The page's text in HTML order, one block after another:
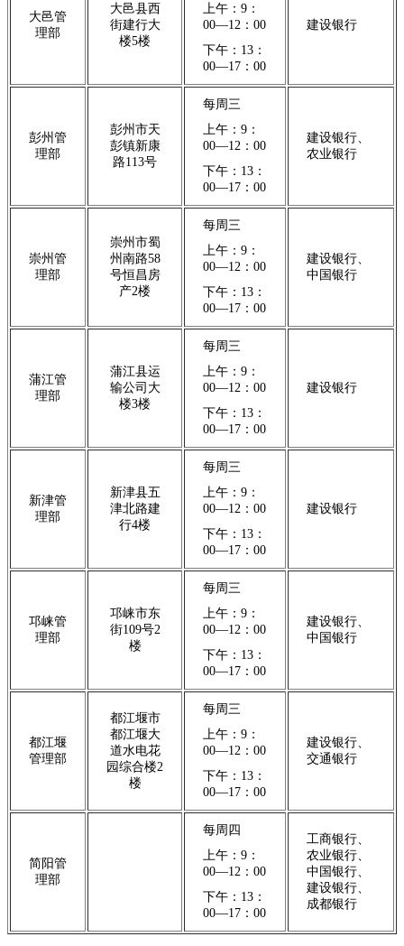
大邑管
理部
大邑县西
街建行大
楼5楼
上午：9：
00—12：00
下午：13：
00—17：00
建设银行
彭州管
理部
彭州市天
彭镇新康
路113号
每周三
上午：9：
00—12：00
下午：13：
00—17：00
建设银行、
农业银行
崇州管
理部
崇州市蜀
州南路58
号恒昌房
产2楼
每周三
上午：9：
00—12：00
下午：13：
00—17：00
建设银行、
中国银行
蒲江管
理部
蒲江县运
输公司大
楼3楼
每周三
上午：9：
00—12：00
下午：13：
00—17：00
建设银行
新津管
理部
新津县五
津北路建
行4楼
每周三
上午：9：
00—12：00
下午：13：
00—17：00
建设银行
邛崃管
理部
邛崃市东
街109号2
楼
每周三
上午：9：
00—12：00
下午：13：
00—17：00
建设银行、
中国银行
都江堰
管理部
都江堰市
都江堰大
道水电花
园综合楼2
楼
每周三
上午：9：
00—12：00
下午：13：
00—17：00
建设银行、
交通银行
简阳管
理部
每周四
上午：9：
00—12：00
下午：13：
00—17：00
工商银行、
农业银行、
中国银行、
建设银行、
成都银行